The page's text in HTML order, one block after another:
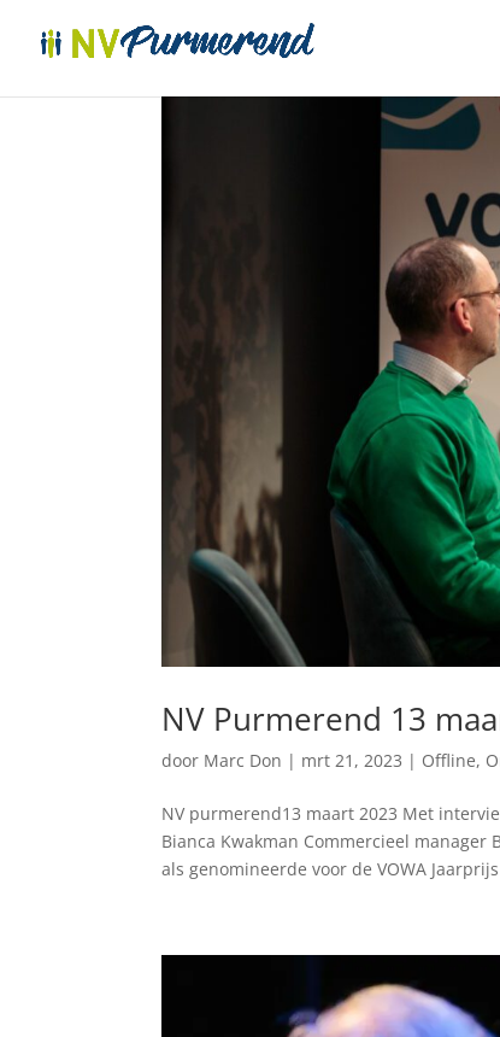
NV Purmerend 13
door Marc Don | mrt 21, 2023 | Offline,
NV purmerend13 maart 2023 Met
Bianca Kwakman Commercieel manager
als genomineerde voor de VOWA